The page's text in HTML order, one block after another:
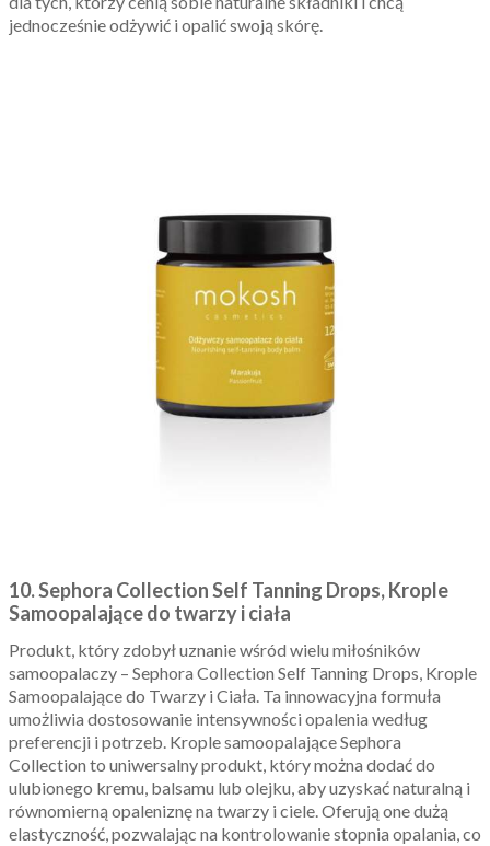
jednocześnie odżywić i opalić swoją skórę.
10. Sephora Collection Self Tanning Drops, Krople
Samoopalające do twarzy i ciała
Produkt, który zdobył uznanie wśród wielu miłośników
samoopalaczy – Sephora Collection Self Tanning Drops, Krople
Samoopalające do Twarzy i Ciała. Ta innowacyjna formuła
umożliwia dostosowanie intensywności opalenia według
preferencji i potrzeb. Krople samoopalające Sephora
Collection to uniwersalny produkt, który można dodać do
ulubionego kremu, balsamu lub olejku, aby uzyskać naturalną i
równomierną opaleniznę na twarzy i ciele. Oferują one dużą
elastyczność, pozwalając na kontrolowanie stopnia opalania, co